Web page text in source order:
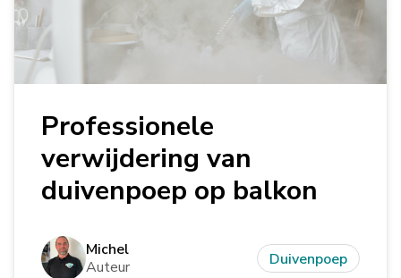
Professionele
verwijdering van
duivenpoep op balkon
Michel
Auteur
Duivenpoep